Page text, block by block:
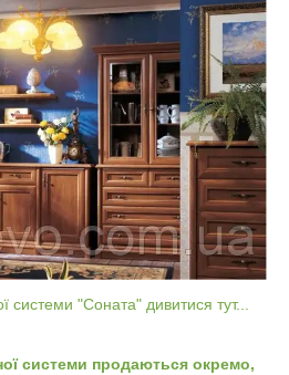
системи "Соната" дивитися тут...
системи продаються окремо,